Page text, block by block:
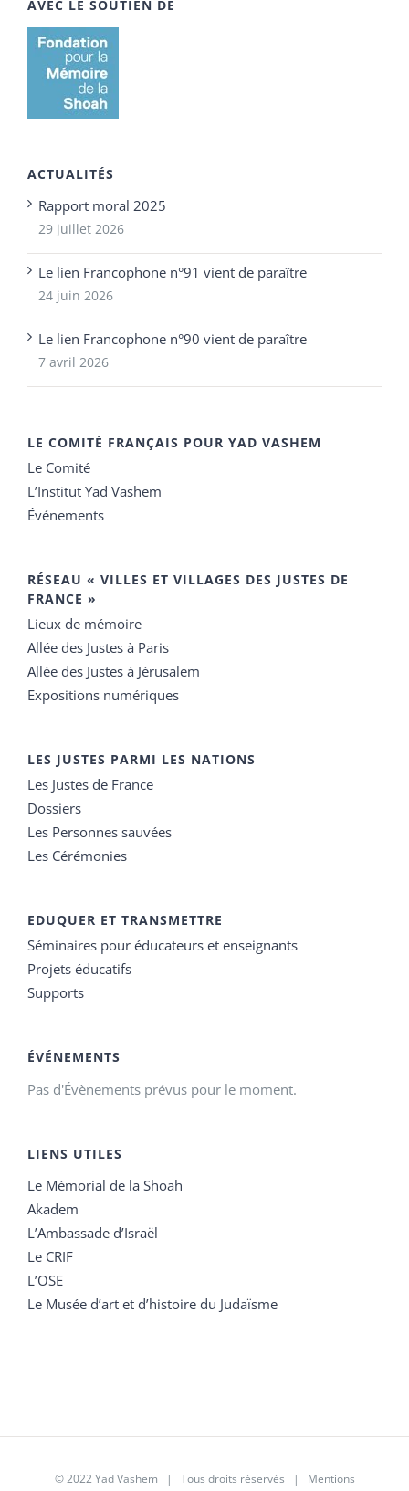
AVEC LE SOUTIEN DE
ACTUALITÉS
Rapport moral 2025
29 juillet 2026
Le lien Francophone n°91 vient de paraître
24 juin 2026
Le lien Francophone n°90 vient de paraître
7 avril 2026
LE COMITÉ FRANÇAIS POUR YAD VASHEM
Le Comité
L’Institut Yad Vashem
Événements
RÉSEAU « VILLES ET VILLAGES DES JUSTES DE
FRANCE »
Lieux de mémoire
Allée des Justes à Paris
Allée des Justes à Jérusalem
Expositions numériques
LES JUSTES PARMI LES NATIONS
Les Justes de France
Dossiers
Les Personnes sauvées
Les Cérémonies
EDUQUER ET TRANSMETTRE
Séminaires pour éducateurs et enseignants
Projets éducatifs
Supports
ÉVÉNEMENTS
Pas d'Évènements prévus pour le moment.
LIENS UTILES
Le Mémorial de la Shoah
Akadem
L’Ambassade d’Israël
Le CRIF
L’OSE
Le Musée d’art et d’histoire du Judaïsme
© 2022 Yad Vashem | Tous droits réservés | Mentions